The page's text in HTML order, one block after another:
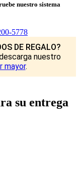
nuestro sistema
5778
DE REGALO?
nuestro
mayor.
su entrega